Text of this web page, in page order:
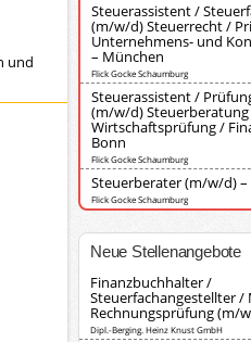
und
Steuerassistent /
(m/w/d) Steuerrecht /
Unternehmens- und
– München
Flick Gocke Schaumburg
Steuerassistent /
(m/w/d)
Wirtschaftsprüfung /
Bonn
Flick Gocke Schaumburg
Steuerberater (m/w/d) –
Flick Gocke Schaumburg
Neue Stellenangebote
Finanzbuchhalter /
Steuerfachangestellter
Rechnungsprüfung (m/
Dipl.-Berging. Heinz Knust GmbH